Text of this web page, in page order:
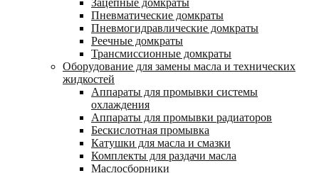
Зацепные домкраты
Пневматические домкраты
Пневмогидравлические домкраты
Реечные домкраты
Трансмиссионные домкраты
Оборудование для замены масла и технических
жидкостей
Аппараты для промывки системы
охлаждения
Аппараты для промывки радиаторов
Бескислотная промывка
Катушки для масла и смазки
Комплекты для раздачи масла
Маслосборники